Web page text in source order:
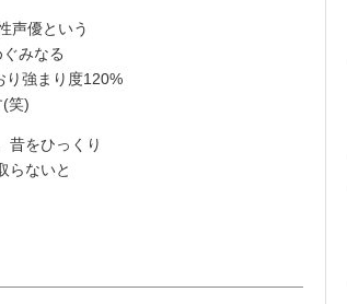
声優という
みなる
り強まり度120%
笑)
昔をひっくり
らないと